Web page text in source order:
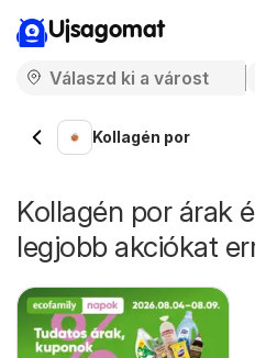
Ujsagomat
Kollagén por
Kollagén por árak
legjobb akciókat